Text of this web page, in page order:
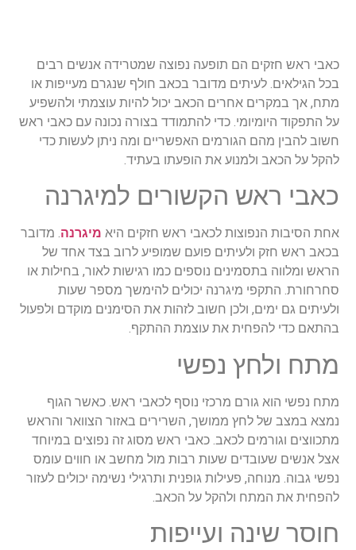
כאבי ראש חזקים הם תופעה נפוצה שמטרידה אנשים רבים
בכל הגילאים. לעיתים מדובר בכאב חולף שנגרם מעייפות או
מתח, אך במקרים אחרים הכאב יכול להיות עוצמתי ולהשפיע
על התפקוד היומיומי. כדי להתמודד בצורה נכונה עם כאבי ראש
חשוב להבין מהם הגורמים האפשריים ומה ניתן לעשות כדי
להקל על הכאב ולמנוע את הופעתו בעתיד.
כאבי ראש הקשורים למיגרנה
אחת הסיבות הנפוצות לכאבי ראש חזקים היא מיגרנה. מדובר
בכאב ראש חזק ולעיתים פועם שמופיע לרוב בצד אחד של
הראש ומלווה בתסמינים נוספים כמו רגישות לאור, בחילות או
סחרחורת. התקפי מיגרנה יכולים להימשך מספר שעות
ולעיתים גם ימים, ולכן חשוב לזהות את הסימנים מוקדם ולפעול
בהתאם כדי להפחית את עוצמת ההתקף.
מתח ולחץ נפשי
מתח נפשי הוא גורם מרכזי נוסף לכאבי ראש. כאשר הגוף
נמצא במצב של לחץ ממושך, השרירים באזור הצוואר והראש
מתכווצים וגורמים לכאב. כאבי ראש מסוג זה נפוצים במיוחד
אצל אנשים שעובדים שעות רבות מול מחשב או חווים עומס
נפשי גבוה. מנוחה, פעילות גופנית ותרגילי נשימה יכולים לעזור
להפחית את המתח ולהקל על הכאב.
חוסר שינה ועייפות